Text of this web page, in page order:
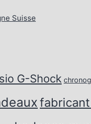
Suisse
G-Shock